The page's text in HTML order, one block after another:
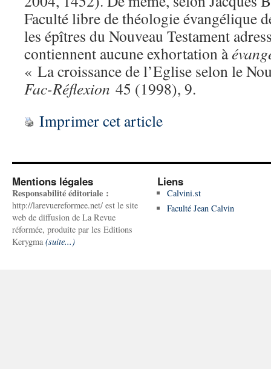
Faculté libre de théologie évangélique
les épîtres du Nouveau Testament
contiennent aucune exhortation à
« La croissance de l’Eglise selon le
Fac-Réflexion 45 (1998), 9.
Imprimer cet article
Mentions légales
Responsabilité éditoriale :
http://larevuereformee.net/ est le site
web de diffusion de La Revue
réformée, produite par les Editions
Kerygma (suite...)
Liens
Calvini.st
Faculté Jean Calvin